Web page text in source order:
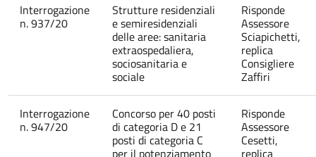
Interrogazione
n. 937/20
Strutture residenziali
e semiresidenziali
delle aree: sanitaria
extraospedaliera,
sociosanitaria e
sociale
Risponde
Assessore
Sciapichetti,
replica
Consigliere
Zaffiri
Interrogazione
n. 947/20
Concorso per 40 posti
di categoria D e 21
posti di categoria C
per il potenziamento
Risponde
Assessore
Cesetti,
replica